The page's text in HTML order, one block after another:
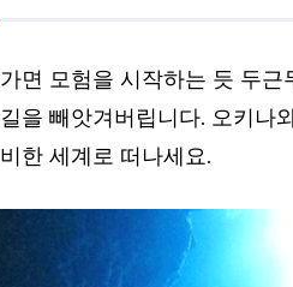
면 모험을 시작하는 듯 두
을 빼앗겨버립니다. 오키나
한 세계로 떠나세요.